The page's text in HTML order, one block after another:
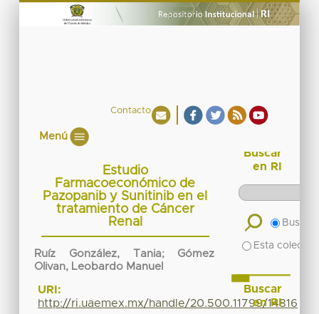
Contacto
Menú
Estudio
Farmacoeconómico de
Pazopanib y Sunitinib en el
tratamiento de Cáncer
Renal
Ruíz González, Tania; Gómez
Olivan, Leobardo Manuel
URI:
http://ri.uaemex.mx/handle/20.500.11799/14816
Buscar
en RI
Buscar
Esta
Buscar
en RI